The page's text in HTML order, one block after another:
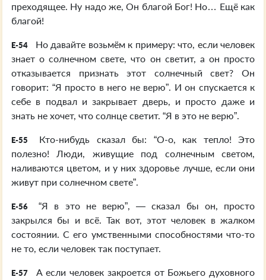
преходящее. Ну надо же, Он благой Бог! Но… Ещё как
благой!
E-54
Но давайте возьмём к примеру: что, если человек
знает о солнечном свете, что он светит, а он просто
отказывается признать этот солнечный свет? Он
говорит: “Я просто в него не верю”. И он спускается к
себе в подвал и закрывает дверь, и просто даже и
знать не хочет, что солнце светит. “Я в это не верю”.
E-55
Кто-нибудь сказал бы: “О-о, как тепло! Это
полезно! Люди, живущие под солнечным светом,
наливаются цветом, и у них здоровье лучше, если они
живут при солнечном свете”.
E-56
“Я в это не верю”, — сказал бы он, просто
закрылся бы и всё. Так вот, этот человек в жалком
состоянии. С его умственными способностями что-то
не то, если человек так поступает.
E-57
А если человек закроется от Божьего духовного